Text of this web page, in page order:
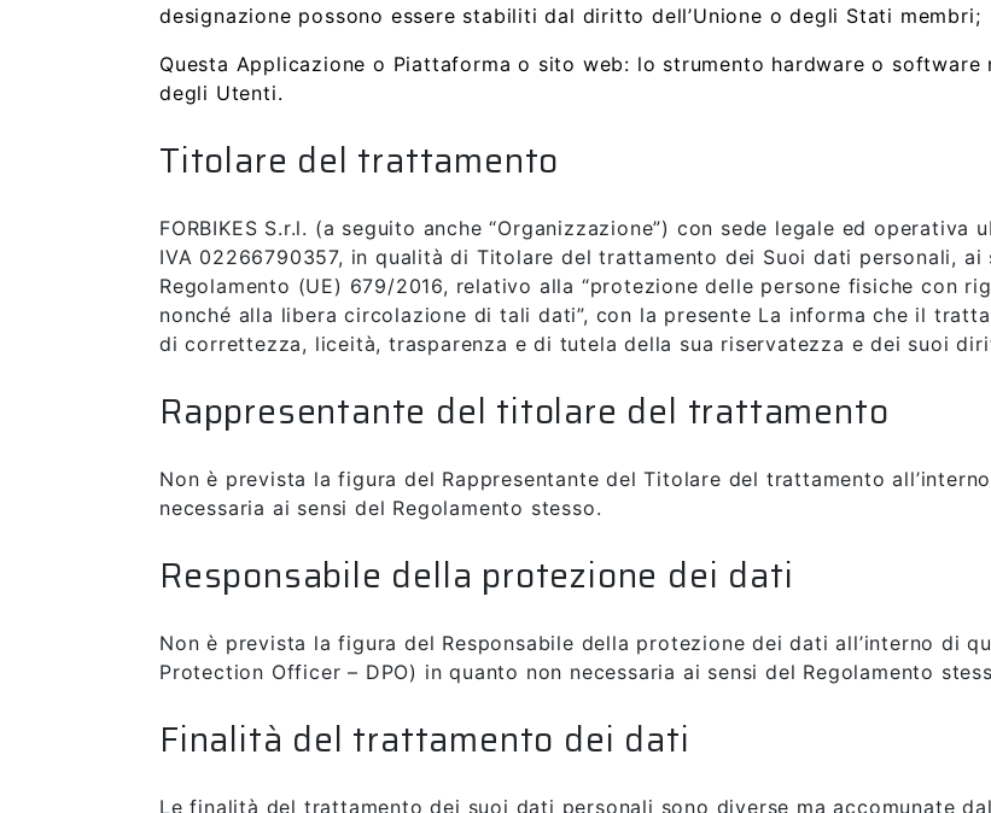
designazione possono essere stabiliti dal diritto dell’Unione o degli Stati membri;
Questa Applicazione o Piattaforma o sito web: lo strumento hardware o
degli Utenti.
Titolare del trattamento
FORBIKES S.r.l. (a seguito anche “Organizzazione”) con sede legale ed
IVA 02266790357, in qualità di Titolare del trattamento dei Suoi dati personali, ai
Regolamento (UE) 679/2016, relativo alla “protezione delle persone fisiche con
nonché alla libera circolazione di tali dati”, con la presente La informa che il
di correttezza, liceità, trasparenza e di tutela della sua riservatezza e dei suoi
Rappresentante del titolare del trattamento
Non è prevista la figura del Rappresentante del Titolare del trattamento
necessaria ai sensi del Regolamento stesso.
Responsabile della protezione dei dati
Non è prevista la figura del Responsabile della protezione dei dati all’interno di
Protection Officer – DPO) in quanto non necessaria ai sensi del Regolamento
Finalità del trattamento dei dati
Le finalità del trattamento dei suoi dati personali sono diverse ma accomunate